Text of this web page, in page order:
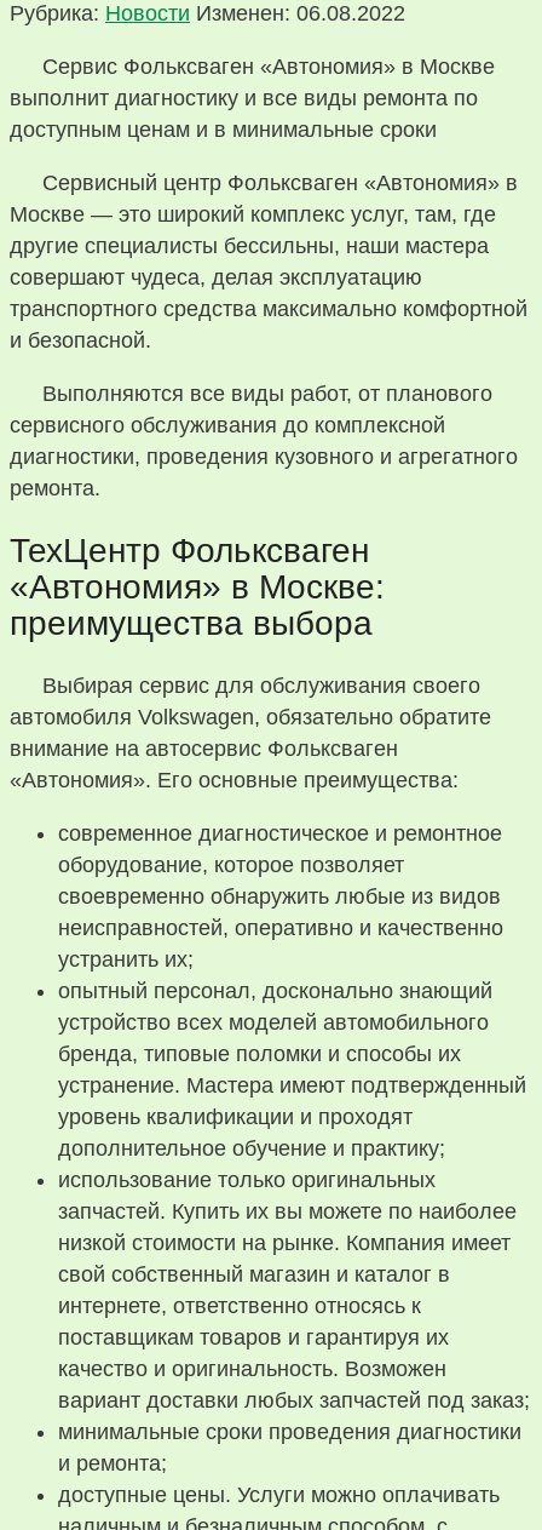
Рубрика: Новости Изменен: 06.08.2022
Сервис Фольксваген «Автономия» в Москве
выполнит диагностику и все виды ремонта по
доступным ценам и в минимальные сроки
Сервисный центр Фольксваген «Автономия» в
Москве — это широкий комплекс услуг, там, где
другие специалисты бессильны, наши мастера
совершают чудеса, делая эксплуатацию
транспортного средства максимально комфортной
и безопасной.
Выполняются все виды работ, от планового
сервисного обслуживания до комплексной
диагностики, проведения кузовного и агрегатного
ремонта.
ТехЦентр Фольксваген
«Автономия» в Москве:
преимущества выбора
Выбирая сервис для обслуживания своего
автомобиля Volkswagen, обязательно обратите
внимание на автосервис Фольксваген
«Автономия». Его основные преимущества:
современное диагностическое и ремонтное
оборудование, которое позволяет
своевременно обнаружить любые из видов
неисправностей, оперативно и качественно
устранить их;
опытный персонал, досконально знающий
устройство всех моделей автомобильного
бренда, типовые поломки и способы их
устранение. Мастера имеют подтвержденный
уровень квалификации и проходят
дополнительное обучение и практику;
использование только оригинальных
запчастей. Купить их вы можете по наиболее
низкой стоимости на рынке. Компания имеет
свой собственный магазин и каталог в
интернете, ответственно относясь к
поставщикам товаров и гарантируя их
качество и оригинальность. Возможен
вариант доставки любых запчастей под заказ;
минимальные сроки проведения диагностики
и ремонта;
доступные цены. Услуги можно оплачивать